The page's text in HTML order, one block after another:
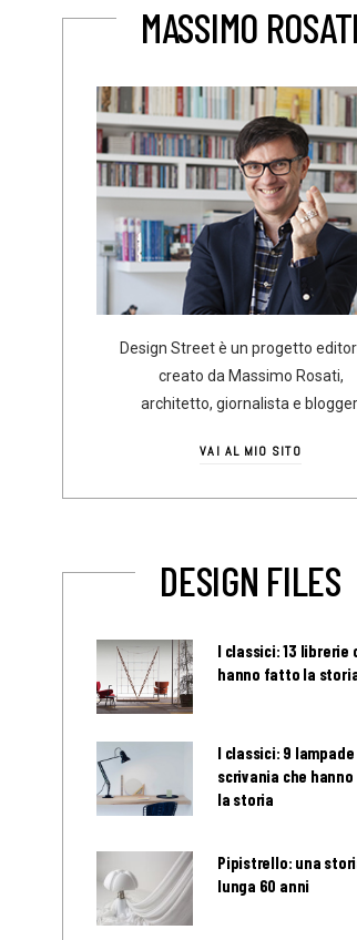
MASSIMO ROSATI
Design Street è un progetto
creato da Massimo Rosati,
architetto, giornalista e blogger.
VAI AL MIO SITO
DESIGN FILES
I classici: 13 librerie
hanno fatto la
I classici: 9 lampade
scrivania che
la storia
Pipistrello: una
lunga 60 anni